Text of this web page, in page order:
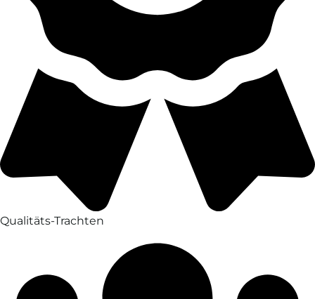
Qualitäts-Trachten